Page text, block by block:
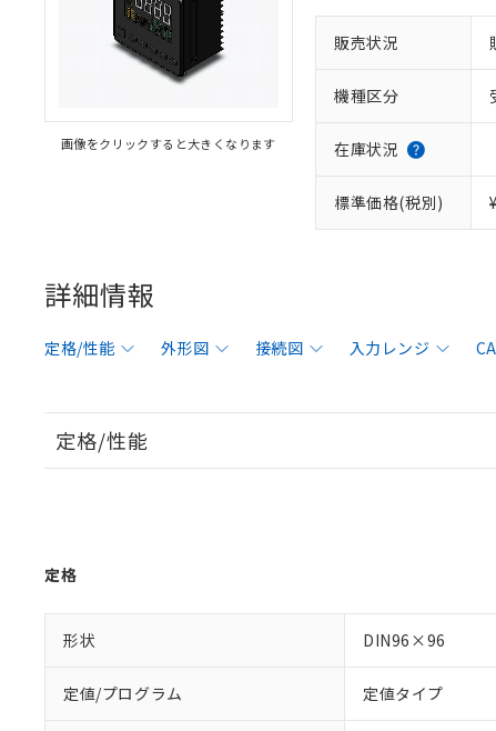
画像をクリックすると大きくなります
販売状況
機種区分
在庫状況
標準価格(税別)
詳細情報
定格/性能 外形図 接続図 入力レンジ
定格/性能
定格
形状 DIN96×96
定値/プログラム 定値タイプ